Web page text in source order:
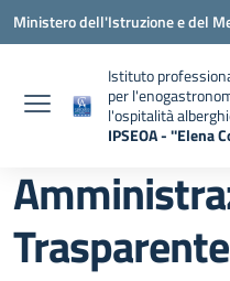
Vai ai contenuti
Vai al menu di navigazione
Vai al footer
Ministero dell'Istruzione e del
Istituto
per
l'ospitalità
IPSEOA - ''Elena
Trasparente